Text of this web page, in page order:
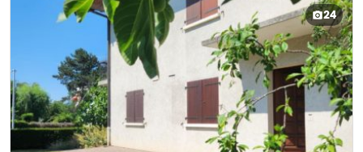
24